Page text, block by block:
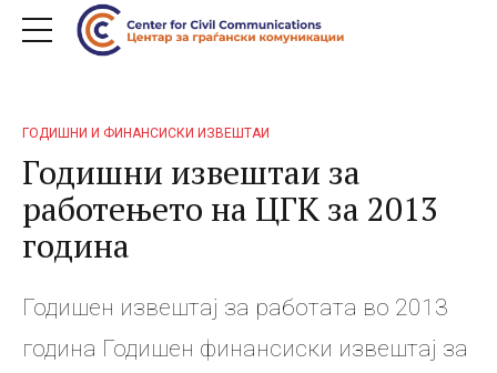
ГОДИШНИ И ФИНАНСИСКИ ИЗВЕШТАИ
Годишни извештаи за
работењето на ЦГК за 2013
година
Годишен извештај за работата во 2013
година Годишен финансиски извештај за